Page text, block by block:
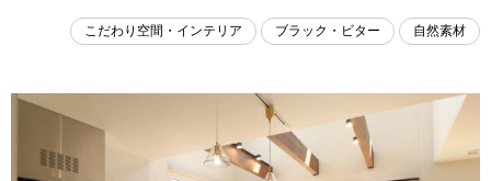
こだわり空間・インテリア ブラック・ビター 自然素材